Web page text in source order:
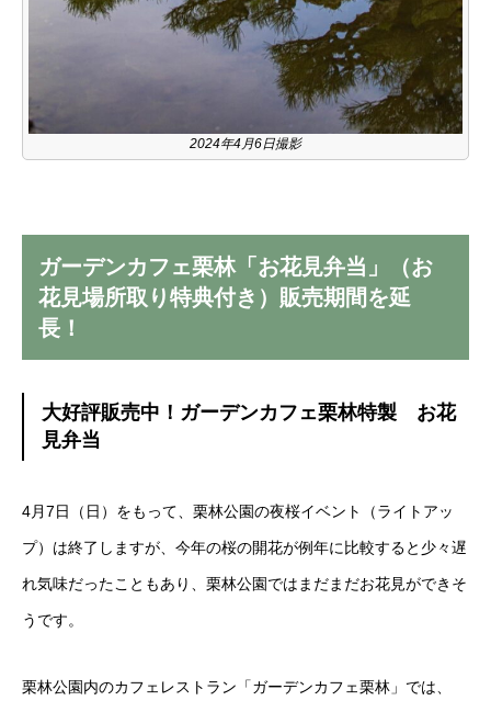
2024年4月6日撮影
ガーデンカフェ栗林「お花見弁当」（お
花見場所取り特典付き）販売期間を延
長！
大好評販売中！ガーデンカフェ栗林特製 お花
見弁当
4月7日（日）をもって、栗林公園の夜桜イベント（ライトアッ
プ）は終了しますが、今年の桜の開花が例年に比較すると少々遅
れ気味だったこともあり、栗林公園ではまだまだお花見ができそ
うです。
栗林公園内のカフェレストラン「ガーデンカフェ栗林」では、